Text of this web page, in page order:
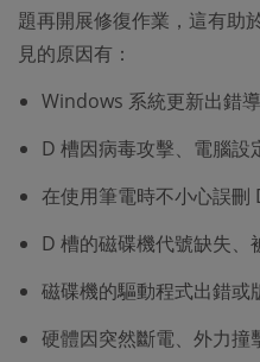
題再開展修復作業，這有助
見的原因有：
Windows 系統更新出錯
D 槽因病毒攻擊、電腦設
在使用筆電時不小心誤刪
D 槽的磁碟機代號缺失、
磁碟機的驅動程式出錯或
硬體因突然斷電、外力撞